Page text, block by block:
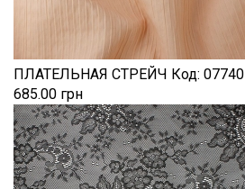
ПЛАТЕЛЬНАЯ СТРЕЙЧ Код: 07740
685.00 грн